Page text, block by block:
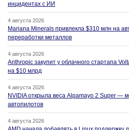
инцидентах с ИИ
4 августа 2026
Mariana Minerals привлекла $310 млн на
переработки металлов
4 августа 2026
Anthropic закупит у облачного стартапа
на $10 млрд
4 августа 2026
NVIDIA открыла веса Alpamayo 2 Super —
автопилотов
4 августа 2026